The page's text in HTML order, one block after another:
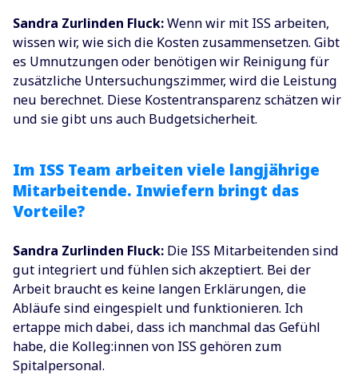
‍Sandra Zurlinden Fluck:Wenn wir mit ISS arbeiten,
wissen wir, wie sich die Kosten zusammensetzen. Gibt
es Umnutzungen oder benötigen wir Reinigung für
zusätzliche Untersuchungszimmer, wird die Leistung
neu berechnet. Diese Kostentransparenz schätzen wir
und sie gibt uns auch Budgetsicherheit.
Im ISS Team arbeiten viele langjährige
Mitarbeitende. Inwiefern bringt das
Vorteile?
Sandra Zurlinden Fluck: Die ISS Mitarbeitenden sind
gut integriert und fühlen sich akzeptiert. Bei der
Arbeit braucht es keine langen Erklärungen, die
Abläufe sind eingespielt und funktionieren. Ich
ertappe mich dabei, dass ich manchmal das Gefühl
habe, die Kolleg:innen von ISS gehören zum
Spitalpersonal.